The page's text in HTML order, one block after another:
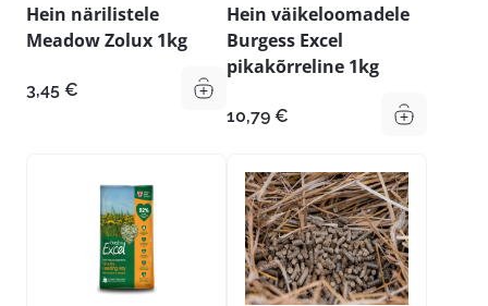
Hein närilistele
Meadow Zolux 1kg
3,45 €
Hein väikeloomadele
Burgess Excel
pikakõrreline 1kg
10,79 €